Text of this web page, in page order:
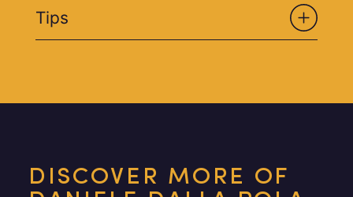
Tips
DISCOVER MORE OF